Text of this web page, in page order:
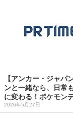
【アンカー・ジャパ
ンと一緒なら、日常
に変わる！ポケモン
2026年5月27日